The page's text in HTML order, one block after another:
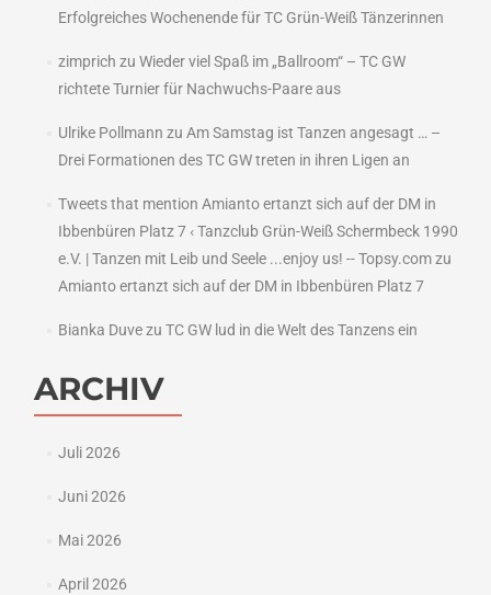
Erfolgreiches Wochenende für TC Grün-Weiß Tänzerinnen
zimprich zu Wieder viel Spaß im „Ballroom“ – TC GW
richtete Turnier für Nachwuchs-Paare aus
Ulrike Pollmann zu Am Samstag ist Tanzen angesagt … –
Drei Formationen des TC GW treten in ihren Ligen an
Tweets that mention Amianto ertanzt sich auf der DM in
Ibbenbüren Platz 7 ‹ Tanzclub Grün-Weiß Schermbeck 1990
e.V. | Tanzen mit Leib und Seele ...enjoy us! -- Topsy.comzu
Amianto ertanzt sich auf der DM in Ibbenbüren Platz 7
Bianka Duvezu TC GW lud in die Welt des Tanzens ein
ARCHIV
Juli 2026
Juni 2026
Mai 2026
April 2026